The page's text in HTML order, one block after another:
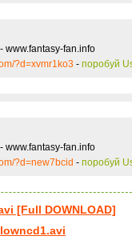
www.fantasy-fan.info
?d=xvmr1ko3 - поробуй
www.fantasy-fan.info
?d=new7bcid - поробуй
[Full DOWNLOAD]